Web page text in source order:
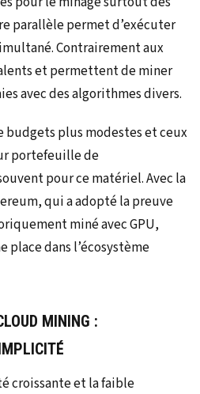
parallèle permet d’exécuter
Contrairement aux
et permettent de miner
avec des algorithmes divers.
budgets plus modestes et ceux
portefeuille de
pour ce matériel. Avec la
qui a adopté la preuve
miné avec GPU,
dans l’écosystème
MINING :
croissante et la faible